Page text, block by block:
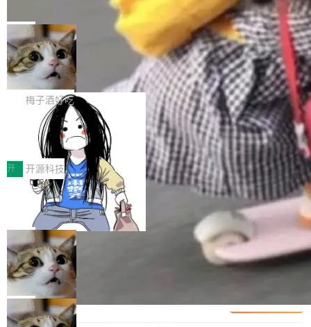
级应用，企业在规模化落地过程中，对安全性、
可控性和代码质量提出了更高要求。 首先是数据
安全与合规要求。对于大多数普通研发场景，公
有云模型能够满足快速试用和效率提升的需求。
但对于金融、能源、医疗等对数据安全要求较...
AI算力网关（AI创新平台）成功入选！ 随着各行
各业的Agent走向规模化建设，算力构成形态逐
渐丰富，用户关注的重点也在发生变化：不只是
让AI用起来，还要进一步看清混合算力时代下，
Token花在哪里、算力是否被充分利用，以及持
续增长的AI成本该如何优化。 深信服AI算力网关
正是围绕这些实际问题，从Token治理和成本治
理两个方面，让用户的每一份算力都看得清、管
得住、用得稳、省得下、更安全！ 一、从现在开
始，Token使用一目...
束，一个实验室的开始
Google 员工编号 20。MapReduce 作者之一。
Bigtable 作者之一。TensorFlow 的作者之一。
Gemini 的架构师。Google 首席科学家。 Jeff D
ean 在 Google 工作了 27 年后，宣布离职。 他
不是一个人走。一同离开的还有 Sanjay Ghema
wat（Google 员工编号 23，Jeff Dean 二十多
年的编程搭档，MapReduce 和 Bigtable 的共同
作者）、Quoc Le（Google 大脑核心成员，Se
q2Seq 和 DocAI 的共同发明人）以及 Oriol Vin
yals（Gemini 联合负责人，AlphaSta...
局
🔥 SolonCode v2026.8.4 发布：界面
字体可调、22 种语言、记忆搜索增强
打开终端就能上岗的全中文编码智能体，这一轮
把「看得清、用母语、记得住」三件事一次补
齐。 SolonCode 是什么 SolonCode 是杭州无
耳科技研发的企业级终端编码智能体——一位全
中文驱动的数字员工，自主理解需求、规划步
骤、编写代码。不挑模型、不挑平台，curl 一行
装完即用。 开源地址：Gitee · GitCode · GitHu
b 安装 支持 Java 8+（8~26）、macOS / Linu
x / Windows / Harmony PC。 # macOS / Linu
x / Harmony PC curl -fsSL https://solon.noea
r.org/solon...
梅子酒好吃
让“代码语义理解”深度释放AI Coding
价值潜能：华为云码道（CodeArts）
代码仓技术解析
一、代码仓深度理解技术的作用与价值 在软件工
程实践中，代码仓是企业核心知识资产的主要载
体。企业级代码仓库通常包含数十万乃至数百万
个文件，其规模远超单次模型调用可承载的上下
文窗口。随着项目规模的持续扩张与代码历史的
不断累积，代码仓中的模块关系、接口契约、业
务逻辑等关键信息往往分散于数十乃至数百个文
件之中，形成高度复杂的知识关联网络。传统的
代码检索手段（如关键词匹配、目录遍历）仅能
在语法层面完成文本定位，难以触及代码的语义
内涵与结构关联，导致开发者使用代码智能体在
开 开源科技
一条“删库”命令跑 17 小时，算法工程
师删光 89TB 数据只为干私活
最高人民检察院8月4日公布了一起案件：北京一
名90后算法工程师王某，为了给自己接的私活腾
服务器空间，删光了公司AI游戏部门的全部核心
数据。 王某2024年1月入职东城区某科技公司AI
短剧部门，有互联网大厂背景。在公司内部架构
调整期间，部门三次通知全员将数据从A集群迁
移到B集群，王某都回复了"收到"。 他没有迁移
局
Cloudflare 分享推理优化实践：KV ca
che 量化 + 权重压缩，吞吐量提升 4
1%，成本降 30%
Kimi 和 GLM 是当前最强的大模型系列之一，但
它们有一个共同的问题：太吃显存了。月之暗面
的 Kimi K 系列和智谱的 GLM 都是长上下文、M
局